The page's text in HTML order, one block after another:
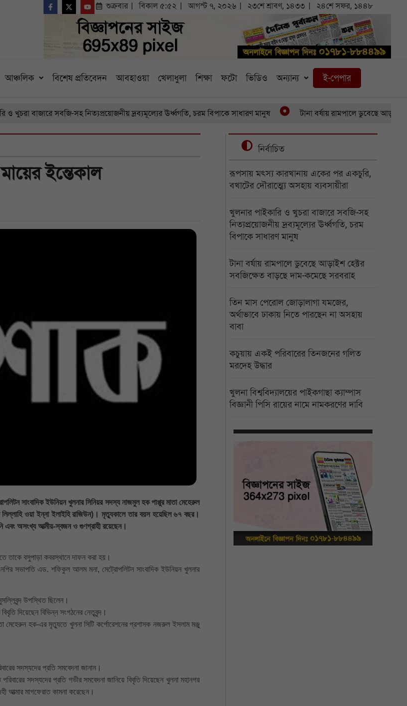
শুক্রবার বিকাল ৫:৫২ আগস্ট ৭, ২০২৬ ২৩শে শ্রাবণ, ১৪৩৩ ২৪শে সফর, ১৪৪৮
আঞ্চলিক বিশেষ প্রতিবেদন আবহাওয়া খেলাধুলা শিক্ষা ফটো ভিডিও অন্যান্য ই-পেপার
বাজারে সবজি-সহ নিত্যপ্রয়োজনীয় দ্রব্যমূল্যের ঊর্ধ্বগতি, চরম বিপাকে সাধারণ মানুষ টানা বর্ষায় রামপালে ডুবেছে আড়াইশ
ইন্তেকাল
সাংবাদিক ইউনিয়ন খুলনার সিনিয়র সদস্য নাজমুল হক পাপ্পুর মাতা মেহেরুল
ওয়া ইন্না ইলাইহি রাজিউন)। মৃত্যুকালে তার বয়স হয়েছিল ৬৭ বছর।
এবং অসংখ্য আত্মীয়-স্বজন ও গুণগ্রাহী রয়েছেন।
তাকে বসুপাড়া কবরস্থানে দাফন করা হয়।
সভাপতি এড. শফিকুল আলম মনা, মেট্রোপলিটন সাংবাদিক ইউনিয়ন খুলনার
উপস্থিত ছিলেন।
দিয়েছেন বিভিন্ন সংগঠনের নেতৃবৃন্দ।
মেহেরুন হক-এর মৃত্যুতে খুলনা সিটি কর্পোরেশনের প্রশাসক নজরুল ইসলাম মঞ্জু
সদস্যদের প্রতি সমবেদনা জানান।
সদস্যদের প্রতি গভীর সমবেদনা জানিয়ে বিবৃতি দিয়েছেন খুলনা মহানগর
আত্মার মাগফেরাত কামনা করেছেন।
নির্বাচিত
রূপসায় মৎস্য কারখানায় একের পর একচুরি,
বখাটের দৌরাত্ম্যে অসহায় ব্যবসায়ীরা
খুলনার পাইকারি ও খুচরা বাজারে সবজি-সহ
নিত্যপ্রয়োজনীয় দ্রব্যমূল্যের ঊর্ধ্বগতি, চরম
বিপাকে সাধারণ মানুষ
টানা বর্ষায় রামপালে ডুবেছে আড়াইশ হেক্টর
সবজিক্ষেত বাড়ছে দাম-কমেছে সরবরাহ
তিন মাস পেরোল জোড়ালাগা যমজের,
অর্থাভাবে ঢাকায় নিতে পারছেন না অসহায়
বাবা
কচুয়ায় একই পরিবারের তিনজনের গলিত
মরদেহ উদ্ধার
খুলনা বিশ্ববিদ্যালয়ের পাইকগাছা ক্যাম্পাস
বিজ্ঞানী পিসি রায়ের নামে নামকরণের দাবি